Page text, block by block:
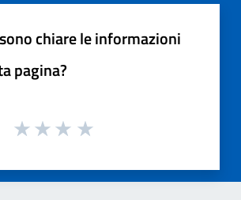
chiare le informazioni
pagina?